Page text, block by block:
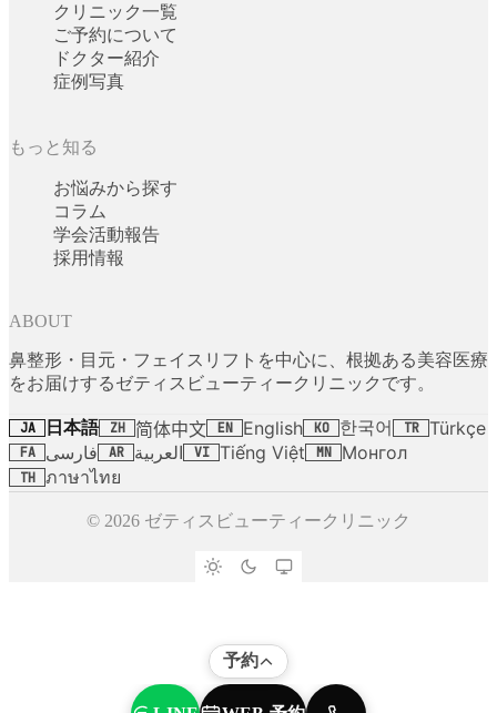
クリニック一覧
ご予約について
ドクター紹介
症例写真
もっと知る
お悩みから探す
コラム
学会活動報告
採用情報
ABOUT
鼻整形・目元・フェイスリフトを中心に、根拠ある美容医療
をお届けするゼティスビューティークリニックです。
JA 日本語 ZH 简体中文 EN English KO 한국어 TR Türkçe
FA فارسی AR العربية VI Tiếng Việt MN Монгол
TH ภาษาไทย
© 2026 ゼティスビューティークリニック
予約